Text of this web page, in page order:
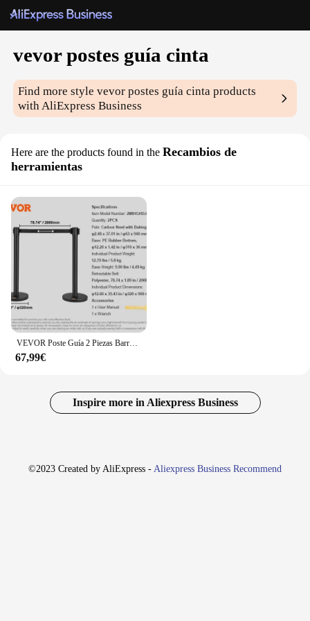
vevor postes guía cinta
Find more stylevevor postes guía cinta products
with AliExpress Business
Here are the products found in the Recambios de
herramientas
VEVOR Poste Guía 2 Piezas Barrera de Marcado de Control de Multitudes de 90 cm con Cinta Retráctil de 200 cm para Separación de Cola de Demarcación en Escuelas Públicas Teatro Hotel Exposición, Negro
67,99€
Inspire more in Aliexpress Business
©2023 Created by AliExpress - Aliexpress Business Recommend